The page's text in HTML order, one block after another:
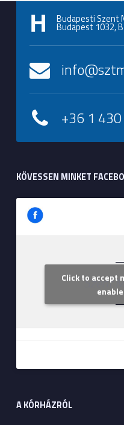
Budapesti Szent
Budapest 1032,
+36 1
KÖVESSEN MINKET
Szent
Click to accept
A KÓRHÁZRÓL